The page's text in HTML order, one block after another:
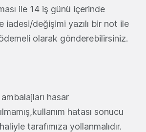
ile 14 iş günü içerinde
iadesi/değişimi yazılı bir not ile
ödemeli olarak gönderebilirsiniz.
hasar
hatası sonucu
tarafımıza yollanmalıdır.